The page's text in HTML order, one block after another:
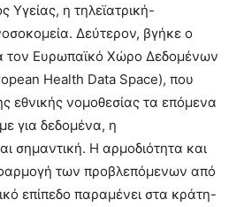
Υγείας, η τηλεϊατρική-
Δεύτερον, βγήκε ο
τον Ευρωπαϊκό Χώρο Δεδομένων
Health Data Space), που
εθνικής νομοθεσίας τα επόμενα
για δεδομένα, η
σημαντική. H αρμοδιότητα και
των προβλεπόμενων από
επίπεδο παραμένει στα κράτη-